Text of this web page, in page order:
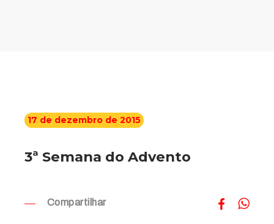
17 de dezembro de 2015
3ª Semana do Advento
Compartilhar